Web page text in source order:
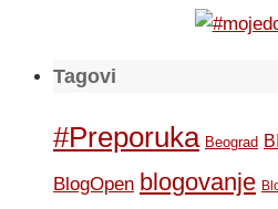
Tagovi
#Preporuka Beograd
BlogOpen blogovanje